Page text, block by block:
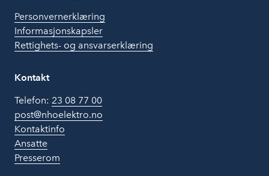
Personvernerklæring
Informasjonskapsler
Rettighets- og ansvarserklæring
Kontakt
Telefon: 23 08 77 00
post@nhoelektro.no
Kontaktinfo
Ansatte
Presserom